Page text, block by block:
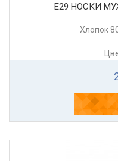
Е29 НОСКИ
Хлопок